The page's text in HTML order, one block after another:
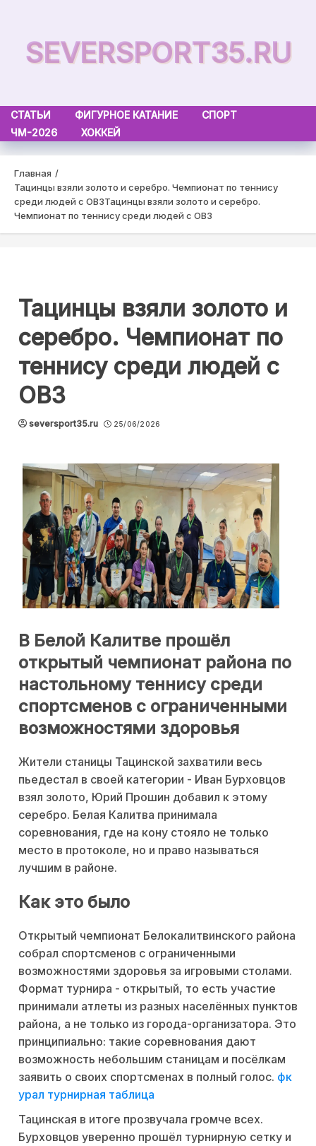
contentSEVERSPORT35.RU
СТАТЬИ ФИГУРНОЕ КАТАНИЕ
СПОРТ
ЧМ-2026
ХОККЕЙ
Главная
Тацинцы взяли золото и серебро. Чемпионат по теннису
среди людей с ОВЗТацинцы взяли золото и серебро.
Чемпионат по теннису среди людей с ОВЗ
Тацинцы взяли золото и
серебро. Чемпионат по
теннису среди людей с
ОВЗ
seversport35.ru 25/06/2026
В Белой Калитве прошёл
открытый чемпионат района по
настольному теннису среди
спортсменов с ограниченными
возможностями здоровья
Жители станицы Тацинской захватили весь
пьедестал в своей категории - Иван Бурховцов
взял золото, Юрий Прошин добавил к этому
серебро. Белая Калитва принимала
соревнования, где на кону стояло не только
место в протоколе, но и право называться
лучшим в районе.
Как это было
Открытый чемпионат Белокалитвинского района
собрал спортсменов с ограниченными
возможностями здоровья за игровыми столами.
Формат турнира - открытый, то есть участие
принимали атлеты из разных населённых пунктов
района, а не только из города-организатора. Это
принципиально: такие соревнования дают
возможность небольшим станицам и посёлкам
заявить о своих спортсменах в полный голос. фк
урал турнирная таблица
Тацинская в итоге прозвучала громче всех.
Бурховцов уверенно прошёл турнирную сетку и